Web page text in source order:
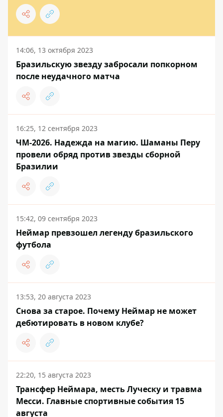
14:06, 13 октября 2023
Бразильскую звезду забросали попкорном
после неудачного матча
16:25, 12 сентября 2023
ЧМ-2026. Надежда на магию. Шаманы Перу
провели обряд против звезды сборной
Бразилии
15:42, 09 сентября 2023
Неймар превзошел легенду бразильского
футбола
13:53, 20 августа 2023
Снова за старое. Почему Неймар не может
дебютировать в новом клубе?
22:20, 15 августа 2023
Трансфер Неймара, месть Луческу и травма
Месси. Главные спортивные события 15
августа